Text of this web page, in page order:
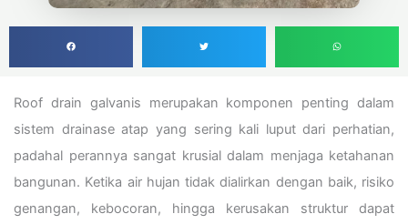
Roof drain galvanis merupakan komponen penting dalam
sistem drainase atap yang sering kali luput dari perhatian,
padahal perannya sangat krusial dalam menjaga ketahanan
bangunan. Ketika air hujan tidak dialirkan dengan baik, risiko
genangan, kebocoran, hingga kerusakan struktur dapat